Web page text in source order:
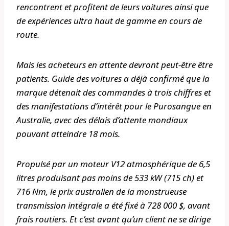
rencontrent et profitent de leurs voitures ainsi que
de expériences ultra haut de gamme en cours de
route.
Mais les acheteurs en attente devront peut-être être
patients. Guide des voituresa déjà confirmé que la
marque détenait des commandes à trois chiffres et
des manifestations d’intérêt pour le Purosangue en
Australie, avec des délais d’attente mondiaux
pouvant atteindre 18 mois.
Propulsé par un moteur V12 atmosphérique de 6,5
litres produisant pas moins de 533 kW (715 ch) et
716 Nm, le prix australien de la monstrueuse
transmission intégrale a été fixé à 728 000 $, avant
frais routiers. Et c’est avant qu’un client ne se dirige